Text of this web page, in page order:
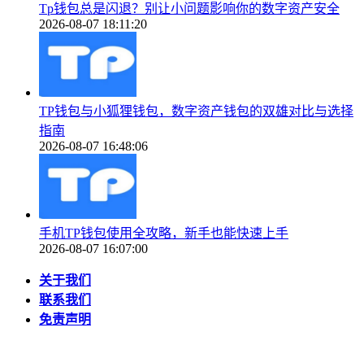
Tp钱包总是闪退？别让小问题影响你的数字资产安全
2026-08-07 18:11:20
TP钱包与小狐狸钱包，数字资产钱包的双雄对比与选择
指南
2026-08-07 16:48:06
手机TP钱包使用全攻略，新手也能快速上手
2026-08-07 16:07:00
关于我们
联系我们
免责声明